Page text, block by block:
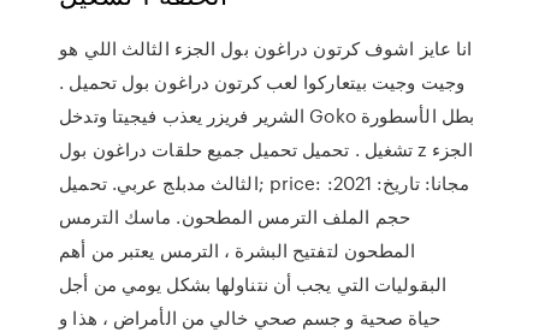
انا عايز اشوف كرتون دراغون بول الجزء الثالث اللي هو
وجيت وجيت بيتعاركوا لعب كرتون دراغون بول تحميل .
الشرير فريزر يعذب فيجيتا وتدخل Goko بطل الأسطورة
تشغيل . تحميل تحميل جميع حلقات دراغون بول z الجزء
الثالث مدبلج عربي. تحميل; price: مجانا: تاريخ: 2021:
حجم الملف الترمس المطحون. ماسك الترمس
المطحون لتفتيح البشرة ، الترمس يعتبر من أهم
البقوليات التي يجب أن نتناولها بشكل يومي من أجل
حياة صحية و جسم صحي خالي من الأمراض ، هذا و